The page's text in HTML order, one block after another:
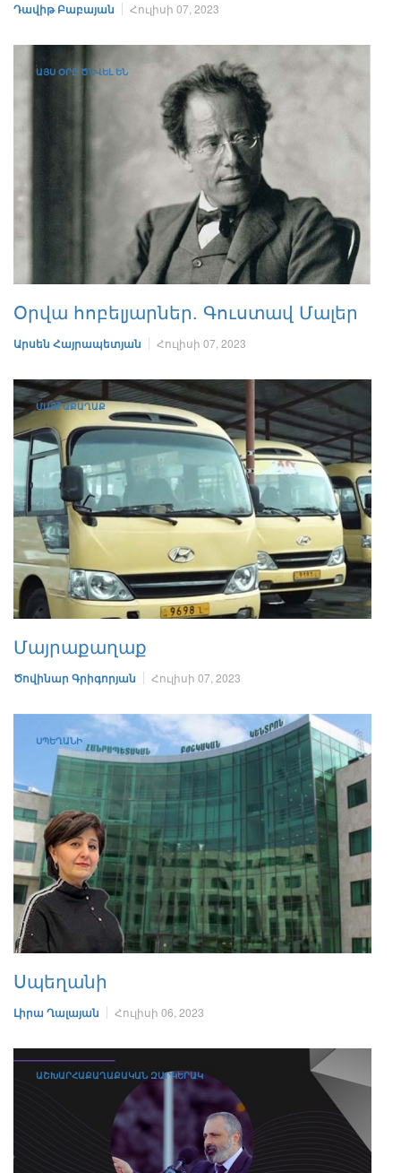
Դավիթ Բաբայան Հուլիսի 07, 2023
ԱՅՍ ՕՐԸ ԾՆՎԵԼ ԵՆ
Օրվա հոբելյարներ. Գուստավ Մալեր
Արսեն Հայրապետյան Հուլիսի 07, 2023
ՄԱՅՐԱՔԱՂԱՔ
Մայրաքաղաք
Ծովինար Գրիգորյան Հուլիսի 07, 2023
ՍՊԵՂԱՆԻ
Սպեղանի
Լիրա Ղալայան Հուլիսի 06, 2023
ԱՇԽԱՐՀԱՔԱՂԱՔԱԿԱՆ ԶԱՐԿԵՐԱԿ